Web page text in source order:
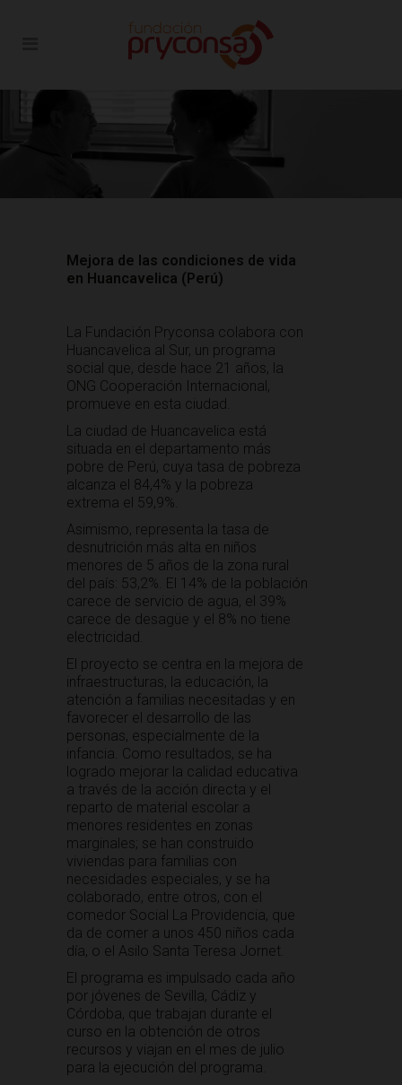
Mejora de las condiciones de vida
en Huancavelica (Perú)
La Fundación Pryconsa colabora con
Huancavelica al Sur, un programa
social que, desde hace 21 años, la
ONG Cooperación Internacional,
promueve en esta ciudad.
La ciudad de Huancavelica está
situada en el departamento más
pobre de Perú, cuya tasa de pobreza
alcanza el 84,4% y la pobreza
extrema el 59,9%.
Asimismo, representa la tasa de
desnutrición más alta en niños
menores de 5 años de la zona rural
del país: 53,2%. El 14% de la población
carece de servicio de agua, el 39%
carece de desagüe y el 8% no tiene
electricidad.
El proyecto se centra en la mejora de
infraestructuras, la educación, la
atención a familias necesitadas y en
favorecer el desarrollo de las
personas, especialmente de la
infancia. Como resultados, se ha
logrado mejorar la calidad educativa
a través de la acción directa y el
reparto de material escolar a
menores residentes en zonas
marginales; se han construido
viviendas para familias con
necesidades especiales, y se ha
colaborado, entre otros, con el
comedor Social La Providencia, que
da de comer a unos 450 niños cada
día, o el Asilo Santa Teresa Jornet.
El programa es impulsado cada año
por jóvenes de Sevilla, Cádiz y
Córdoba, que trabajan durante el
curso en la obtención de otros
recursos y viajan en el mes de julio
para la ejecución del programa.